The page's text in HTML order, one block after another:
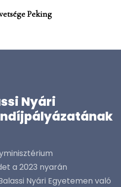
Peking
Nyári
a 2023 nyarán
Nyári Egyetemen való